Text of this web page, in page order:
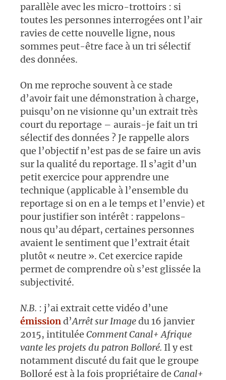
parallèle avec les micro-trottoirs : si
toutes les personnes interrogées ont l’air
ravies de cette nouvelle ligne, nous
sommes peut-être face à un tri sélectif
des données.
On me reproche souvent à ce stade
d’avoir fait une démonstration à charge,
puisqu’on ne visionne qu’un extrait très
court du reportage – aurais-je fait un tri
sélectif des données ? Je rappelle alors
que l’objectif n’est pas de se faire un avis
sur la qualité du reportage. Il s’agit d’un
petit exercice pour apprendre une
technique (applicable à l’ensemble du
reportage si on en a le temps et l’envie) et
pour justifier son intérêt : rappelons-
nous qu’au départ, certaines personnes
avaient le sentiment que l’extrait était
plutôt « neutre ». Cet exercice rapide
permet de comprendre où s’est glissée la
subjectivité.
N.B. : j’ai extrait cette vidéo d’une
émissiond’Arrêt sur Imagedu 16 janvier
2015, intitulée Comment Canal+ Afrique
vante les projets du patron Bolloré. Il y est
notamment discuté du fait que le groupe
Bolloré est à la fois propriétaire de Canal+